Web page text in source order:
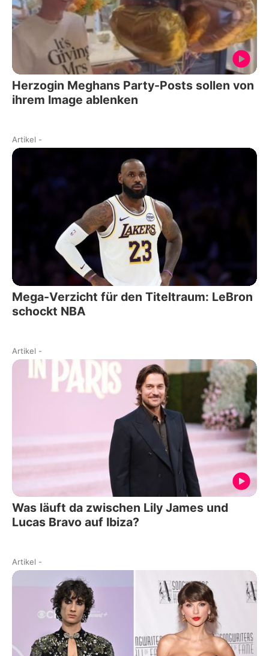
Herzogin Meghans Party-Posts sollen von
ihrem Image ablenken
Artikel -
Mega-Verzicht für den Titeltraum: LeBron
schockt NBA
Artikel -
Was läuft da zwischen Lily James und
Lucas Bravo auf Ibiza?
Artikel -